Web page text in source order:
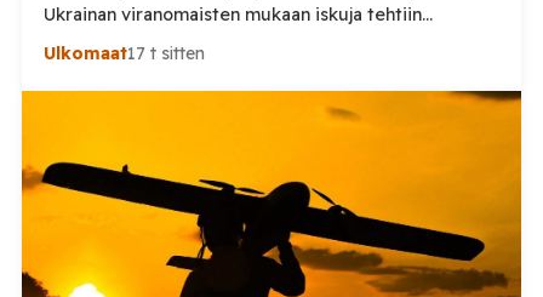
Ukrainan viranomaisten mukaan iskuja tehtiin
drooneilla ja tykistöllä viidelle eri alueelle.
alueellisen sotilashallinnon johtaja Oleksandr Hanzha
kertoi perjantaiaamuna 7. elokuuta julkaisemassaan
hyökkäsivät yön aikana yli 20 kertaa viidelle alueelle.
Nikopolin alueella iskuja kohdistui Nikopolin
kaupunkiin sekä […]
Ulkomaat17 t sitten